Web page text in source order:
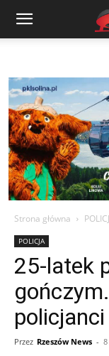
Strona główna
POLICJA
25-latek
policjanci
Przez Rzeszów News -